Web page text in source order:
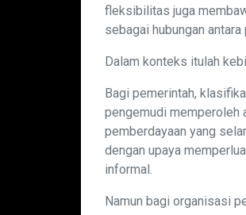
fleksibilitas juga
sebagai hubungan
Dalam konteks itulah
Bagi pemerintah,
pengemudi memperoleh
pemberdayaan yang
dengan upaya
informal.
Namun bagi organisasi